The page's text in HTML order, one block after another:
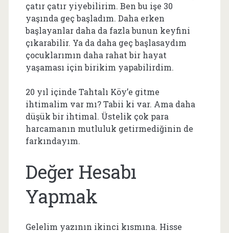
çatır çatır yiyebilirim. Ben bu işe 30
yaşında geç başladım. Daha erken
başlayanlar daha da fazla bunun keyfini
çıkarabilir. Ya da daha geç başlasaydım
çocuklarımın daha rahat bir hayat
yaşaması için birikim yapabilirdim.
20 yıl içinde Tahtalı Köy’e gitme
ihtimalim var mı? Tabii ki var. Ama daha
düşük bir ihtimal. Üstelik çok para
harcamanın mutluluk getirmediğinin de
farkındayım.
Değer Hesabı
Yapmak
Gelelim yazının ikinci kısmına. Hisse